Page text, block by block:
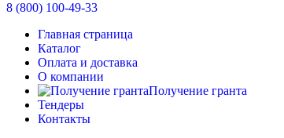
8 (800) 100-49-33
Главная страница
Каталог
Оплата и доставка
О компании
Получение гранта
Тендеры
Контакты